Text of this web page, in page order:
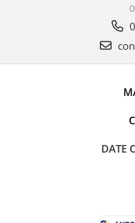
DATE